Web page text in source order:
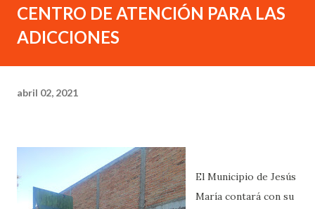
CENTRO DE ATENCIÓN PARA LAS
ADICCIONES
abril 02, 2021
El Municipio de Jesús
María contará con su